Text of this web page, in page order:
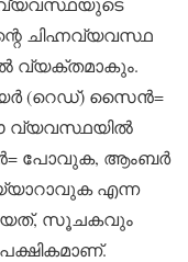
ചിഹ്നവ്യവസ്ഥ
വ്യക്തമാകും.
(റെഡ്) സൈന്‍=
വ്യവസ്ഥയില്‍
പോവുക, ആംബര്‍
എന്ന
സൂചകവും